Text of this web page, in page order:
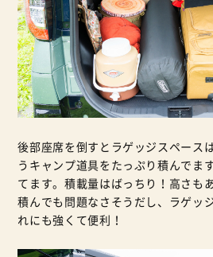
後部座席を倒すとラゲッジスペース
うキャンプ道具をたっぷり積んでま
てます。積載量はばっちり！高さも
積んでも問題なさそうだし、ラゲッ
れにも強くて便利！